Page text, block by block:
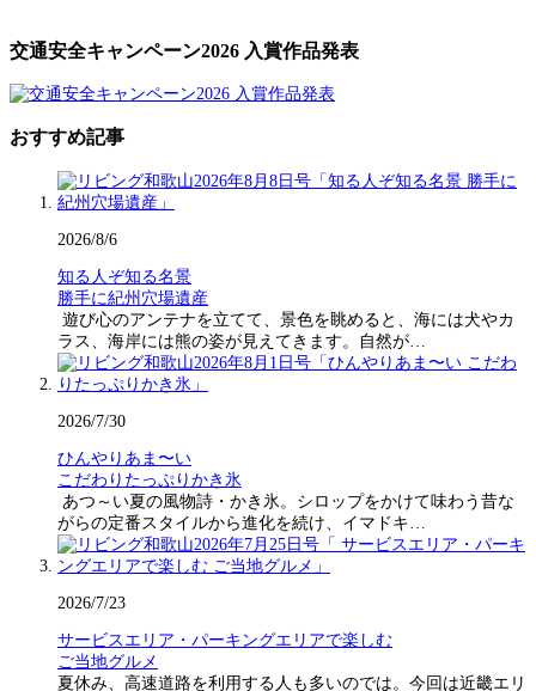
交通安全キャンペーン2026 入賞作品発表
おすすめ記事
2026/8/6
知る人ぞ知る名景
勝手に紀州穴場遺産
遊び心のアンテナを立てて、景色を眺めると、海には犬やカ
ラス、海岸には熊の姿が見えてきます。自然が…
2026/7/30
ひんやりあま〜い
こだわりたっぷりかき氷
あつ～い夏の風物詩・かき氷。シロップをかけて味わう昔な
がらの定番スタイルから進化を続け、イマドキ…
2026/7/23
サービスエリア・パーキングエリアで楽しむ
ご当地グルメ
夏休み、高速道路を利用する人も多いのでは。今回は近畿エリ